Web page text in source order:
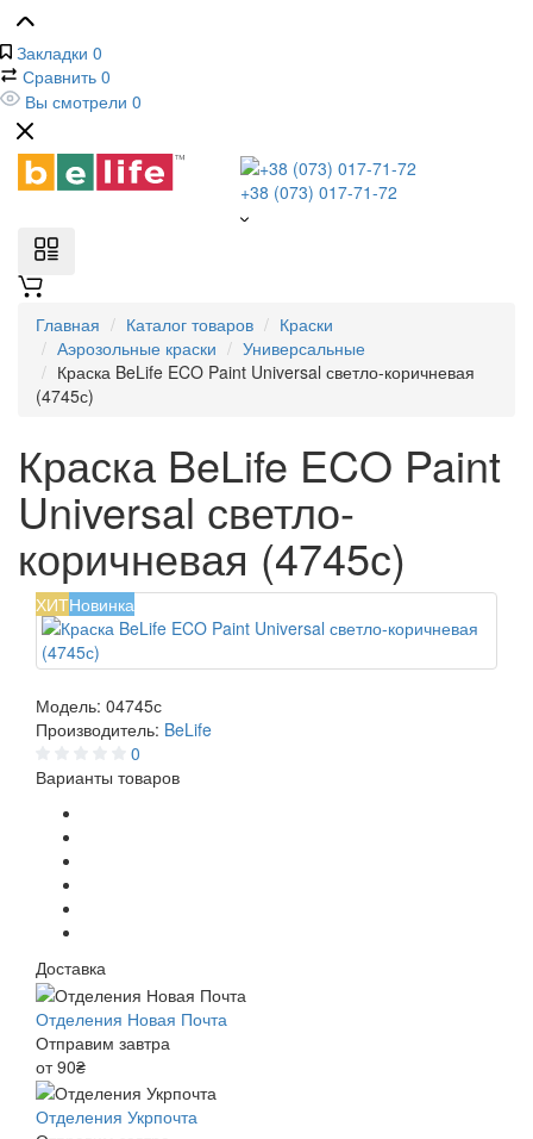
Закладки 0
Сравнить 0
Вы смотрели 0
+38 (073) 017-71-72
Главная Каталог товаров
Краски
Аэрозольные краски
Универсальные
Краска BeLife ECO Paint Universal светло-коричневая
(4745с)
Краска BeLife ECO Paint
Universal светло-
коричневая (4745с)
ХИТНовинка
Модель: 04745с
Производитель: BeLife
0
Варианты товаров
Доставка
Отделения Новая Почта
Отправим завтра
от 90₴
Отделения Укрпочта